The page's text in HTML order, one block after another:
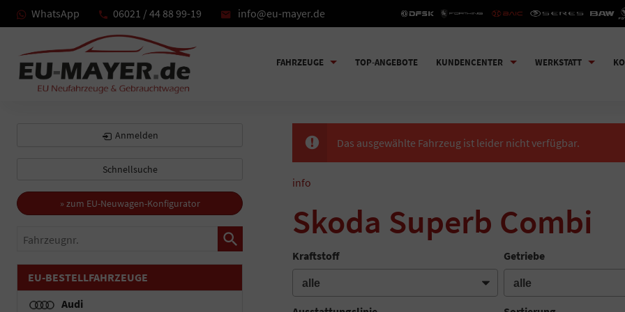
WhatsApp 06021 / 44 88 99-19 info@eu-mayer.de
FAHRZEUGE TOP-ANGEBOTE KUNDENCENTER WERKSTATT
Das ausgewählte Fahrzeug ist leider nicht verfügbar.
info
Skoda Superb Combi
Kraftstoff Getriebe
Anmelden
Schnellsuche
» zum EU-Neuwagen-Konfigurator
Fahrzeugnr.
EU-BESTELLFAHRZEUGE
Audi